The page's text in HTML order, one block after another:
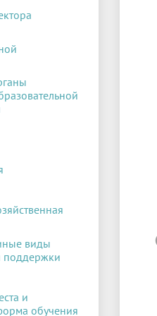
виды
поддержки
и
обучения